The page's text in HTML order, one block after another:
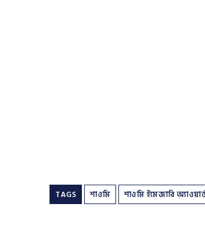
TAGS শাওমি শাওমি ইমেজারি